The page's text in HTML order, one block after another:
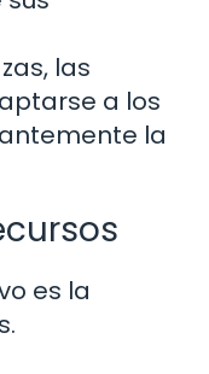
las
a los
la
es la